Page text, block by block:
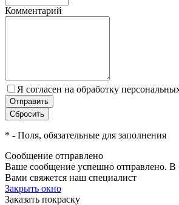
Комментарий
Я согласен на обработку
* - Поля, обязательные для заполнения
Сообщение отправлено
Ваше сообщение успешно отправлено. В
Вами свяжется наш специалист
Закрыть окно
Заказать покраску